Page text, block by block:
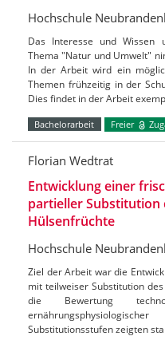
Hochschule
Das Interesse und Wissen
Thema "Natur und Umwelt"
In der Arbeit wird ein
Themen frühzeitig in der
Dies findet in der Arbeit
Bachelorarbeit Freier
Florian Wedtrat
Entwicklung einer
partieller Substitution
Hülsenfrüchte
Hochschule
Ziel der Arbeit war die
mit teilweiser Substitution
die Bewertung
Substitutionsstufen zeigten